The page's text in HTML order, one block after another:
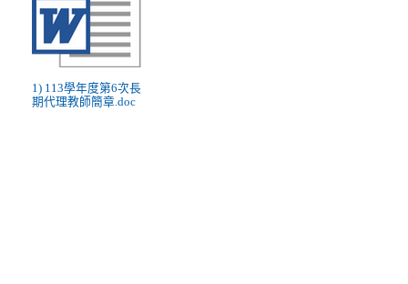
1) 113學年度第6次長
期代理教師簡章.doc